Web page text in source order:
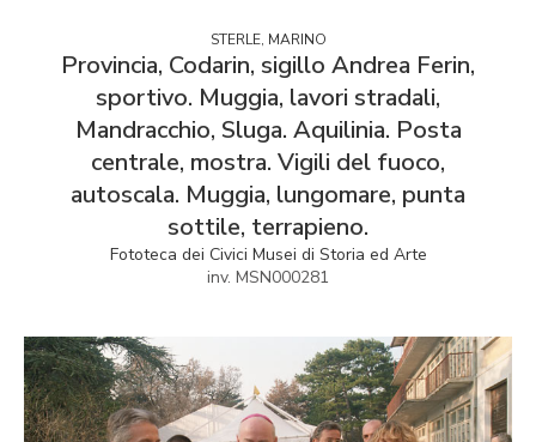
STERLE, MARINO
Provincia, Codarin, sigillo Andrea Ferin,
sportivo. Muggia, lavori stradali,
Mandracchio, Sluga. Aquilinia. Posta
centrale, mostra. Vigili del fuoco,
autoscala. Muggia, lungomare, punta
sottile, terrapieno.
Fototeca dei Civici Musei di Storia ed Arte
inv. MSN000281